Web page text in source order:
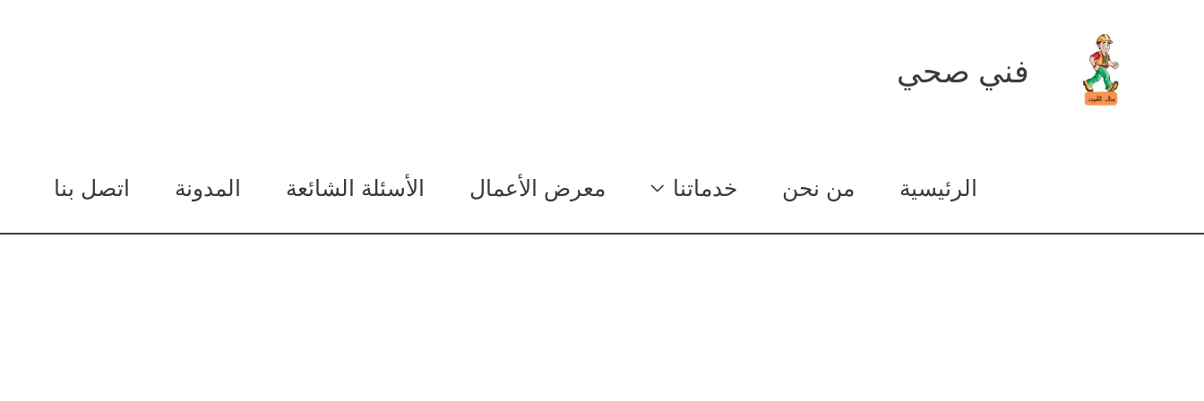
فني صحي
الرئيسية من نحن خدماتنا معرض الأعمال الأسئلة الشائعة المدونة اتصل بنا